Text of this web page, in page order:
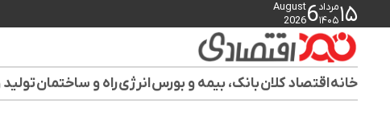
۱۵مرداد
۱۴۰۵6
August
2026
خانهاقتصاد کلانبانک، بیمه و بورسانرژیراه و ساختمان